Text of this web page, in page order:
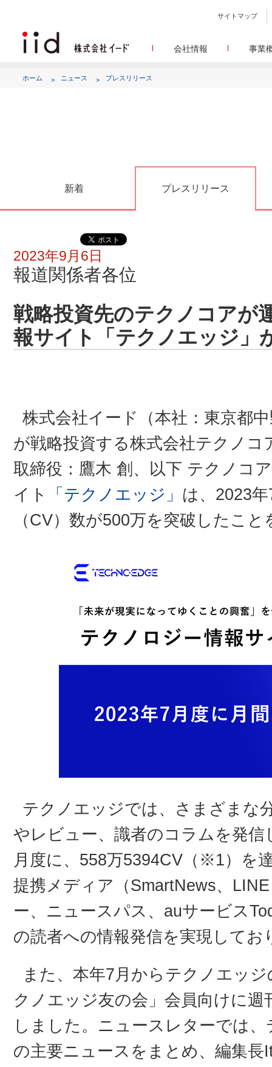
サイトマップ
会社情報
アク
事業
ホーム ニュース プレスリリース
新着 プレスリリース
2023年9月6日
報道関係者各位
戦略投資先のテクノコアが
報サイト「テクノエッジ」
株式会社イード（本社：東京都
が戦略投資する株式会社テクノコ
取締役：鷹木 創、以下 テクノコ
イト
「テクノエッジ」 は、2023
（CV）数が500万を突破したこ
テクノエッジでは、さまざまな
やレビュー、識者のコラムを発
月度に、558万5394CV（※1）を
提携メディア（SmartNews、
ー、ニュースパス、auサービス
の読者への情報発信を実現してお
また、本年7月からテクノエッ
クノエッジ友の会」会員向けに
しました。ニュースレターでは
の主要ニュースをまとめ、編集